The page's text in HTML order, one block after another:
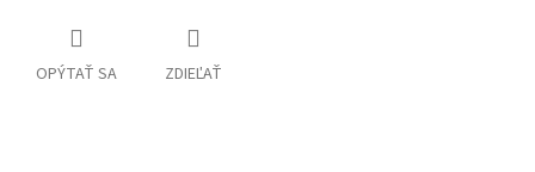
OPÝTAŤ SA ZDIEĽAŤ